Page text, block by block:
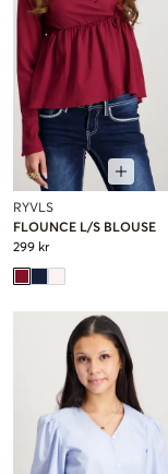
RYVLS
FLOUNCE L/S BLOUSE
299 kr